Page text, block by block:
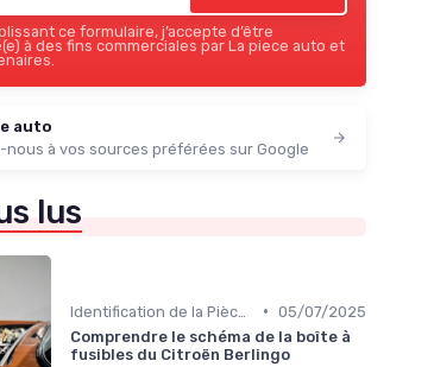
ce formulaire, j’accepte d’être
à des fins commerciales par La piece auto et
auto
nous à vos sources préférées sur Google
lus
• 05/07/2025
Comprendre le schéma de la boîte à
fusibles du Citroën Berlingo